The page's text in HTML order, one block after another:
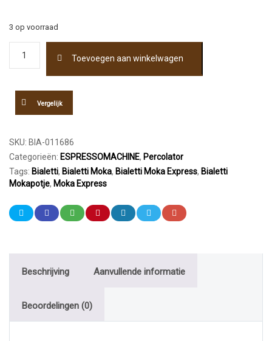
3 op voorraad
Moka
Express
aantal
Toevoegen aan winkelwagen
Vergelijk
SKU: BIA-011686
Categorieën: ESPRESSOMACHINE, Percolator
Tags: Bialetti, Bialetti Moka, Bialetti Moka Express, Bialetti
Mokapotje, Moka Express
Beschrijving Aanvullende informatie
Beoordelingen (0)